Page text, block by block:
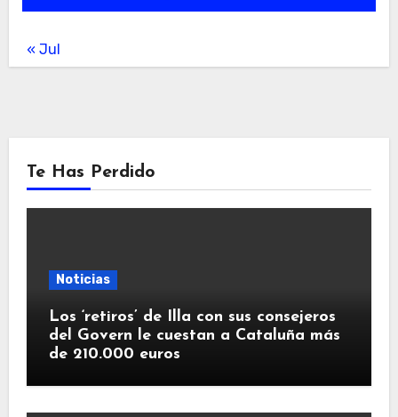
« Jul
Te Has Perdido
Noticias
Los ‘retiros’ de Illa con sus consejeros
del Govern le cuestan a Cataluña más
de 210.000 euros